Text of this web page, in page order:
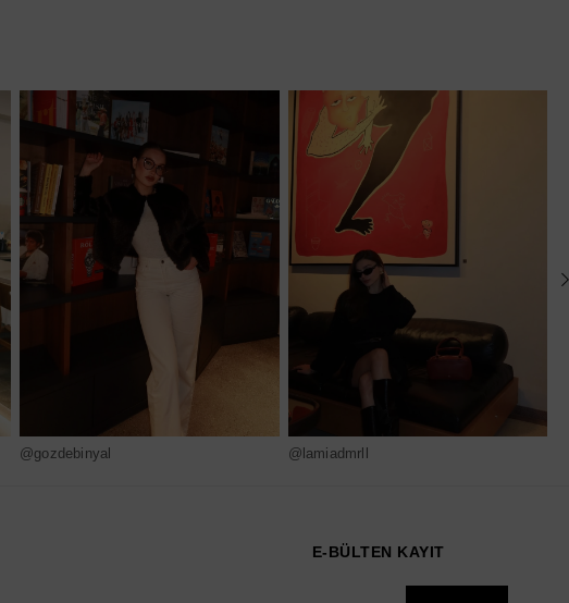
@gozdebinyal @lamiadmrll
E-BÜLTEN KAYIT